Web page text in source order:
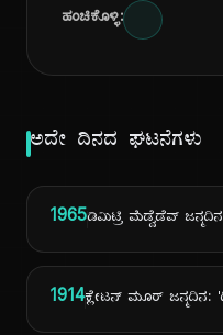
ಹಂಚಿಕೊಳ್ಳಿ:
ಅದೇ ದಿನದ ಘಟನೆಗಳು
1965ಡಿಮಿಟ್ರಿ ಮೆಡ್ವೆಡೆವ್
1914ಕ್ಲೇಟನ್ ಮೂರ್